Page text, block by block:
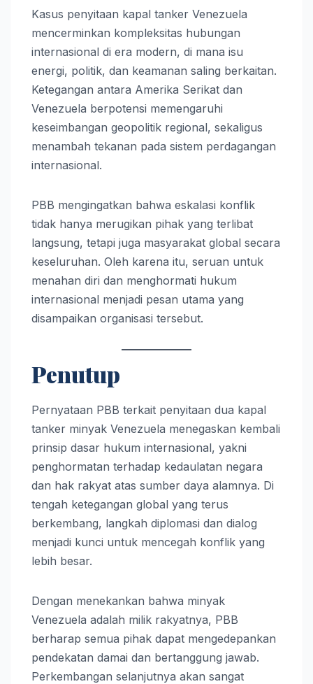
Kasus penyitaan kapal tanker Venezuela
mencerminkan kompleksitas hubungan
internasional di era modern, di mana isu
energi, politik, dan keamanan saling berkaitan.
Ketegangan antara Amerika Serikat dan
Venezuela berpotensi memengaruhi
keseimbangan geopolitik regional, sekaligus
menambah tekanan pada sistem perdagangan
internasional.
PBB mengingatkan bahwa eskalasi konflik
tidak hanya merugikan pihak yang terlibat
langsung, tetapi juga masyarakat global secara
keseluruhan. Oleh karena itu, seruan untuk
menahan diri dan menghormati hukum
internasional menjadi pesan utama yang
disampaikan organisasi tersebut.
Penutup
Pernyataan PBB terkait penyitaan dua kapal
tanker minyak Venezuela menegaskan kembali
prinsip dasar hukum internasional, yakni
penghormatan terhadap kedaulatan negara
dan hak rakyat atas sumber daya alamnya. Di
tengah ketegangan global yang terus
berkembang, langkah diplomasi dan dialog
menjadi kunci untuk mencegah konflik yang
lebih besar.
Dengan menekankan bahwa minyak
Venezuela adalah milik rakyatnya, PBB
berharap semua pihak dapat mengedepankan
pendekatan damai dan bertanggung jawab.
Perkembangan selanjutnya akan sangat